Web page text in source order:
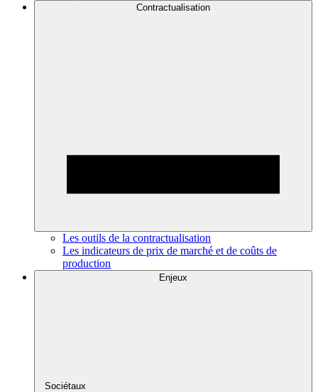
Contractualisation
Les outils de la contractualisation
Les indicateurs de prix de marché et de coûts de
production
Enjeux
Sociétaux